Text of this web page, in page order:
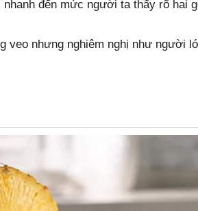
đến mức người ta thấy rõ hai
veo nhưng nghiêm nghị như người